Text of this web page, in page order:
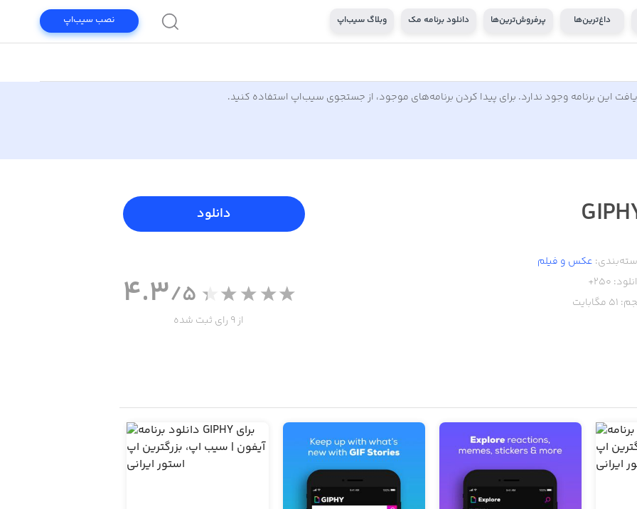
داغ‌ترین‌ها پرفروش‌ترین‌ها دانلود برنامه مک وبلاگ سیب‌اپ نصب سیب‌اپ
این برنامه وجود ندارد. برای پیدا کردن برنامه‌های موجود، از جستجوی سیب‌اپ استفاده کنید.
عکس و فیلم
250+
51 مگابایت
دانلود
4.3/5
از 9 رای ثبت شده